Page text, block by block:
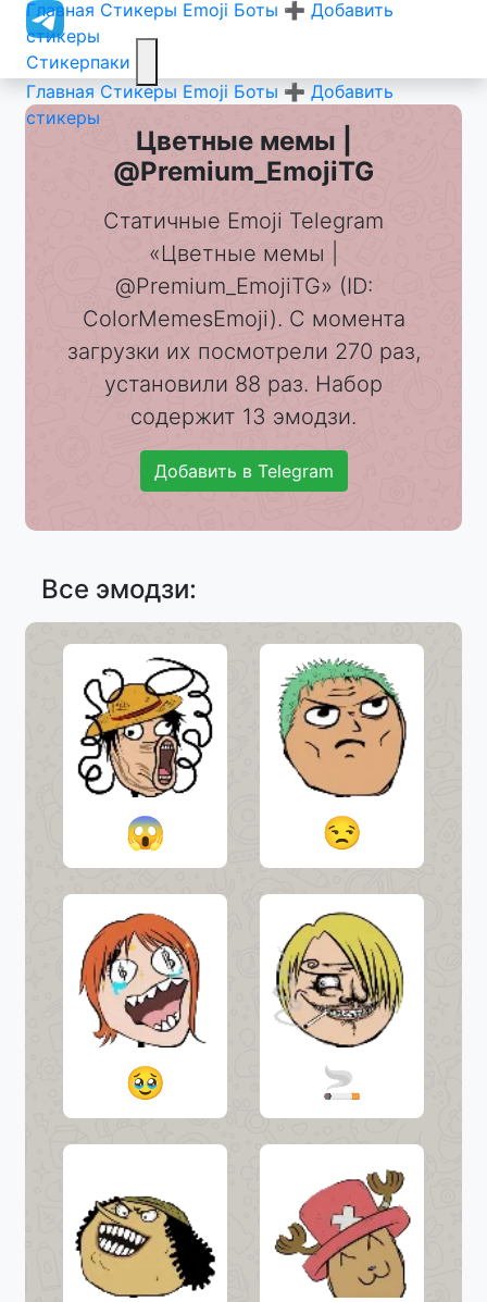
Стикерпаки
Главная Стикеры Emoji Боты ➕ Добавить
стикеры
Главная Стикеры Emoji Боты ➕ Добавить
стикеры
Цветные мемы |
@Premium_EmojiTG
Статичные Emoji Telegram
«Цветные мемы |
@Premium_EmojiTG» (ID:
ColorMemesEmoji). С момента
загрузки их посмотрели 270 раз,
установили 88 раз. Набор
содержит 13 эмодзи.
Добавить в Telegram
Все эмодзи:
😱 😒
🥹 🚬